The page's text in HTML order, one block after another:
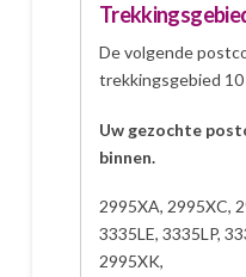
De volgende
trekkingsgebied 10
Uw gezochte
binnen.
2995XA, 2995XC,
3335LE, 3335LP,
2995XK,